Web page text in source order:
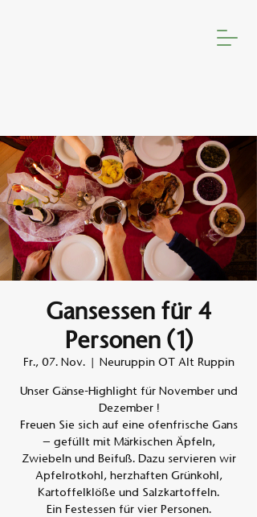
Gansessen für 4
Personen (1)
Fr., 07. Nov.
  |
Neuruppin OT Alt Ruppin
Unser Gänse-Highlight für November und
Dezember !
Freuen Sie sich auf eine ofenfrische Gans
– gefüllt mit Märkischen Äpfeln,
Zwiebeln und Beifuß. Dazu servieren wir
Apfelrotkohl, herzhaften Grünkohl,
Kartoffelklöße und Salzkartoffeln.
Ein Festessen für vier Personen.